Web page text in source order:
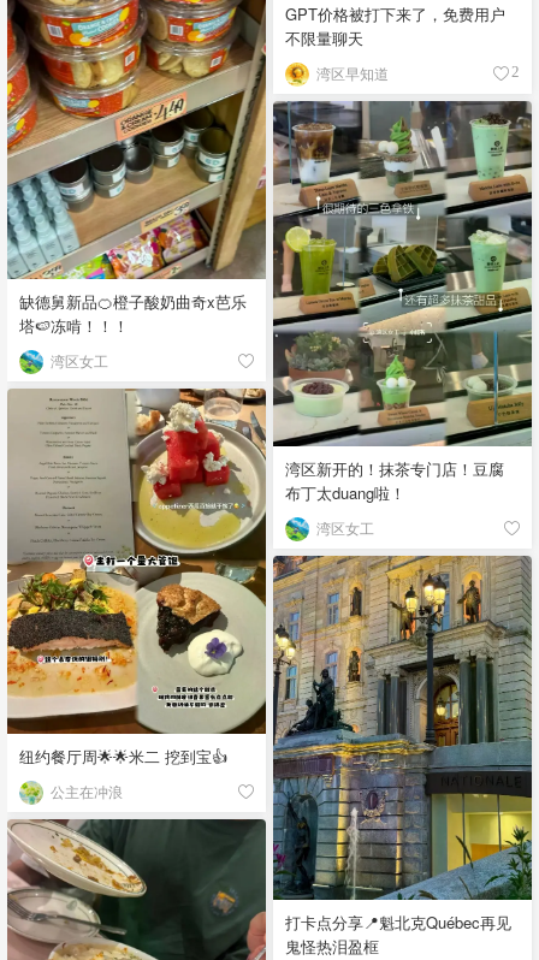
GPT价格被打下来了，免费用户
不限量聊天
湾区早知道 2
缺德舅新品🍊橙子酸奶曲奇x芭乐
塔🍉冻啃！！！
湾区女工
湾区新开的！抹茶专门店！豆腐
布丁太duang啦！
湾区女工
纽约餐厅周🌟🌟米二 挖到宝👍
公主在冲浪
打卡点分享📍魁北克Québec再见
鬼怪热泪盈框